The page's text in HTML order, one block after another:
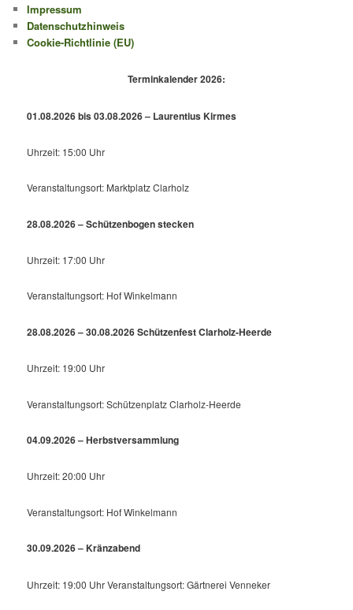
Impressum
Datenschutzhinweis
Cookie-Richtlinie (EU)
Terminkalender 2026:
01.08.2026 bis 03.08.2026 – Laurentius Kirmes
Uhrzeit: 15:00 Uhr
Veranstaltungsort: Marktplatz Clarholz
28.08.2026 – Schützenbogen stecken
Uhrzeit: 17:00 Uhr
Veranstaltungsort: Hof Winkelmann
28.08.2026 – 30.08.2026 Schützenfest Clarholz-Heerde
Uhrzeit: 19:00 Uhr
Veranstaltungsort: Schützenplatz Clarholz-Heerde
04.09.2026 – Herbstversammlung
Uhrzeit: 20:00 Uhr
Veranstaltungsort: Hof Winkelmann
30.09.2026 – Kränzabend
Uhrzeit: 19:00 Uhr Veranstaltungsort: Gärtnerei Venneker